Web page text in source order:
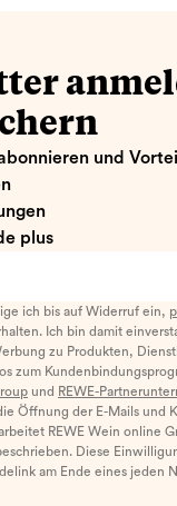
und
plus
ich bis auf Widerruf ein,
Ich bin damit
zu Produkten,
zum
und REWE-
Öffnung der E-Mails und
REWE Wein online
Diese
am Ende eines jeden